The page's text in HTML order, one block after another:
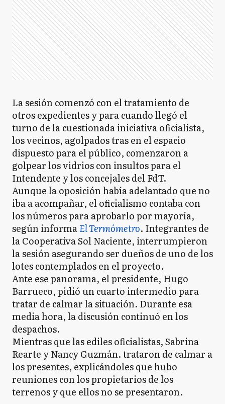
La sesión comenzó con el tratamiento de
otros expedientes y para cuando llegó el
turno de la cuestionada iniciativa oficialista,
los vecinos, agolpados tras en el espacio
dispuesto para el público, comenzaron a
golpear los vidrios con insultos para el
Intendente y los concejales del FdT.
Aunque la oposición había adelantado que no
iba a acompañar, el oficialismo contaba con
los números para aprobarlo por mayoría,
según informaEl Termómetro. Integrantes de
la Cooperativa Sol Naciente, interrumpieron
la sesión asegurando ser dueños de uno de los
lotes contemplados en el proyecto.
Ante ese panorama, el presidente, Hugo
Barrueco, pidió un cuarto intermedio para
tratar de calmar la situación. Durante esa
media hora, la discusión continuó en los
despachos.
Mientras que las ediles oficialistas, Sabrina
Rearte y Nancy Guzmán. trataron de calmar a
los presentes, explicándoles que hubo
reuniones con los propietarios de los
terrenos y que ellos no se presentaron.